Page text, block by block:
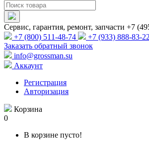
Сервис, гарантия, ремонт, запчасти +7
+7 (800) 511-48-74
+7 (933) 888-83-22
Заказать обратный звонок
info@grossman.su
Аккаунт
Регистрация
Авторизация
Корзина
0
В корзине пусто!